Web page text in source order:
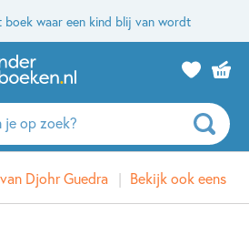
boek waar een kind blij van wordt
Djohr Guedra Bekijk ook eens